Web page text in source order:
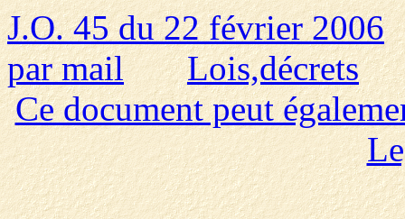
J.O. 45 du 22 février 2006
par mail
Lois,décrets
Ce document peut